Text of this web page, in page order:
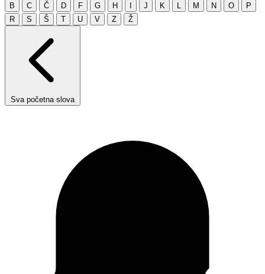
B C Č D F G H J K M N O
P
R
S Š T U V Z Ž
Sva početna slova